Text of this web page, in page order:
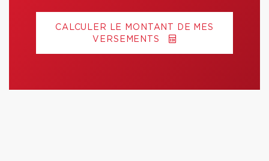
CALCULER LE MONTANT DE MES
VERSEMENTS